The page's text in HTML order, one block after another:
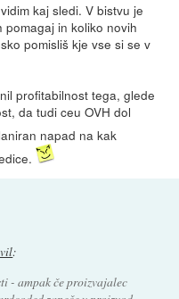
kaj sledi. V bistvu je
in koliko novih
pomisliš kje vse si se v
profitabilnost tega, glede
da tudi ceu OVH dol
napad na kak
:
- ampak če proizvajalec